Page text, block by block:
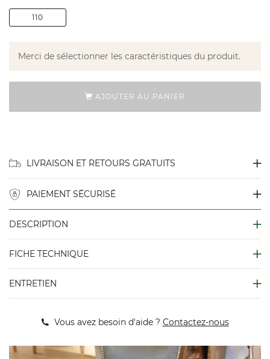
110
Merci de sélectionner les caractéristiques du produit.
AJOUTER AU PANIER
LIVRAISON ET RETOURS GRATUITS
PAIEMENT SÉCURISÉ
DESCRIPTION
FICHE TECHNIQUE
ENTRETIEN
Vous avez besoin d'aide ? Contactez-nous